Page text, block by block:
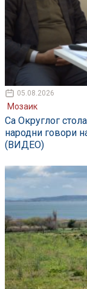
05.08.2026
Мозаик
Са Округлог
народни говори
(ВИДЕО)